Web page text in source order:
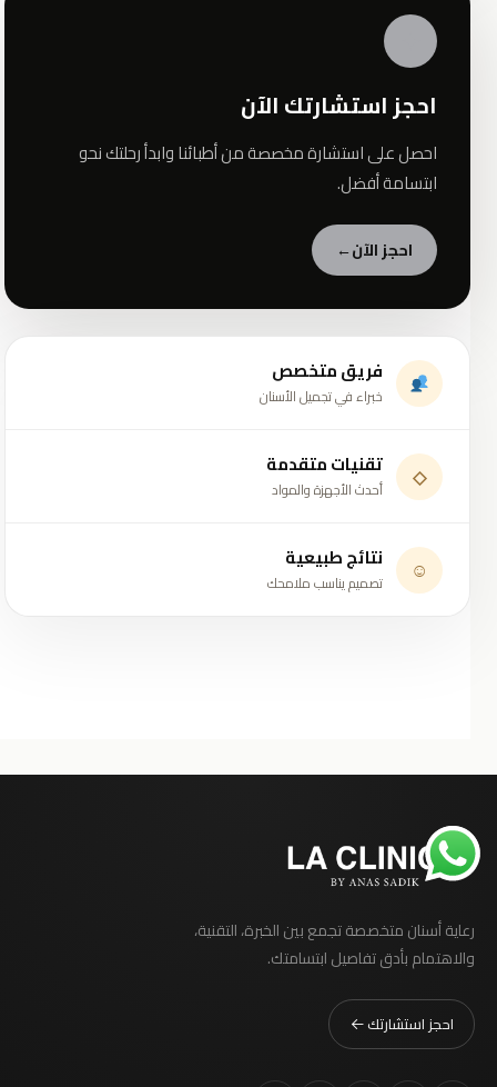
احجز استشارتك الآن
احصل على استشارة مخصصة من أطبائنا وابدأ رحلتك نحو
ابتسامة أفضل.
احجز الآن←
فريق متخصص
خبراء في تجميل الأسنان
◇ تقنيات متقدمة
أحدث الأجهزة والمواد
☺ نتائج طبيعية
تصميم يناسب ملامحك
رعاية أسنان متخصصة تجمع بين الخبرة، التقنية،
والاهتمام بأدق تفاصيل ابتسامتك.
احجز استشارتك